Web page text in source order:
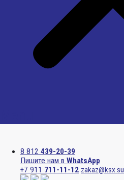
8 812 439-20-39
Пишите нам в WhatsApp
+7 911 711-11-12 zakaz@ksx.su